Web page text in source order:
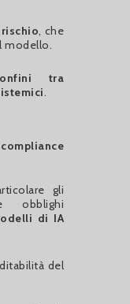
, che
modello.
tra
.
gli
obblighi
di IA
del